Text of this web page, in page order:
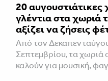
20 αυγουστιάτικες
γλέντια στα χωριά
αξίζει να ζήσεις
Από τον
Σεπτεμβρίου, τα χωριά
καλούν για μουσική,